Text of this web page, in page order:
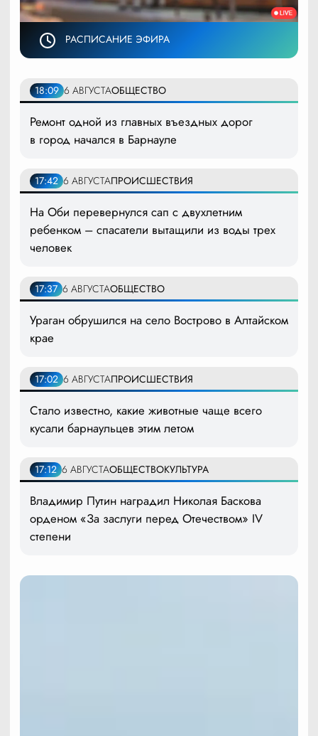
РАСПИСАНИЕ ЭФИРА
18:09 6 АВГУСТАОБЩЕСТВО
Ремонт одной из главных въездных дорог
в город начался в Барнауле
17:42 6 АВГУСТАПРОИСШЕСТВИЯ
На Оби перевернулся сап с двухлетним
ребенком – спасатели вытащили из воды трех
человек
17:37 6 АВГУСТАОБЩЕСТВО
Ураган обрушился на село Вострово в Алтайском
крае
17:02 6 АВГУСТАПРОИСШЕСТВИЯ
Стало известно, какие животные чаще всего
кусали барнаульцев этим летом
17:12 6 АВГУСТАОБЩЕСТВОКУЛЬТУРА
Владимир Путин наградил Николая Баскова
орденом «За заслуги перед Отечеством» IV
степени